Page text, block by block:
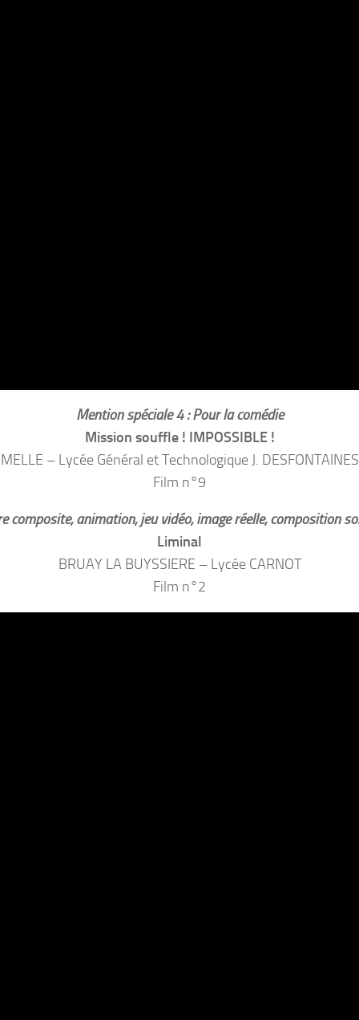
Mention spéciale 4 : Pour la comédie
Mission souffle ! IMPOSSIBLE !
MELLE – Lycée Général et Technologique J. DESFONTAINES
Film n°9
composite, animation, jeu vidéo, image réelle, composition
Liminal
BRUAY LA BUYSSIERE – Lycée CARNOT
Film n°2